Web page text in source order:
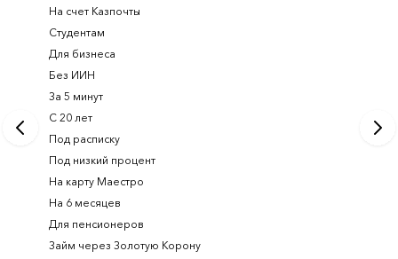
На счет Казпочты
Студентам
Для бизнеса
Без ИИН
За 5 минут
С 20 лет
Под расписку
Под низкий процент
На карту Маестро
На 6 месяцев
Для пенсионеров
Займ через Золотую Корону
Займ на
Займ